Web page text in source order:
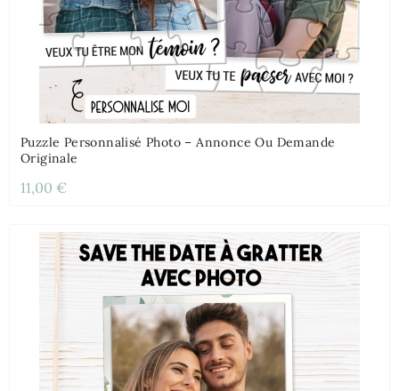
Puzzle Personnalisé Photo – Annonce Ou Demande
Originale
11,00 €